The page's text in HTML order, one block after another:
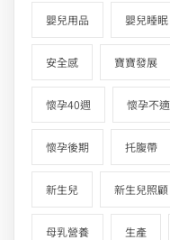
嬰兒用品 嬰兒睡眠
安全感 寶寶發展
懷孕40週 懷孕不適
懷孕後期 托腹帶
新生兒 新生兒照顧
母乳營養 生產